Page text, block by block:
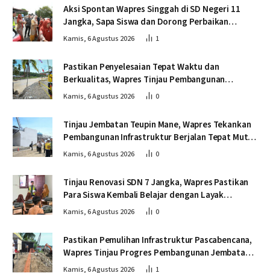
Aksi Spontan Wapres Singgah di SD Negeri 11
Jangka, Sapa Siswa dan Dorong Perbaikan
Sekolah
Kamis, 6 Agustus 2026 1
Pastikan Penyelesaian Tepat Waktu dan
Berkualitas, Wapres Tinjau Pembangunan
Jembatan Lumut
Kamis, 6 Agustus 2026 0
Tinjau Jembatan Teupin Mane, Wapres Tekankan
Pembangunan Infrastruktur Berjalan Tepat Mutu
dan Tepat Waktu
Kamis, 6 Agustus 2026 0
Tinjau Renovasi SDN 7 Jangka, Wapres Pastikan
Para Siswa Kembali Belajar dengan Layak
Pascabencana
Kamis, 6 Agustus 2026 0
Pastikan Pemulihan Infrastruktur Pascabencana,
Wapres Tinjau Progres Pembangunan Jembatan
Krueng Tingkeum Bireuen
Kamis, 6 Agustus 2026 1